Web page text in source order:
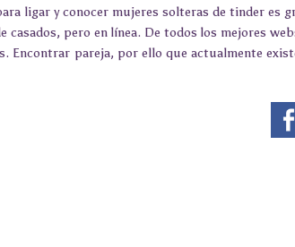
ligar y conocer mujeres solteras de tinder es
casados, pero en línea. De todos los mejores
Encontrar pareja, por ello que actualmente